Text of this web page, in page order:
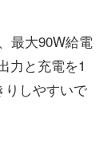
最大90W給電
力と充電を1
りしやすいで